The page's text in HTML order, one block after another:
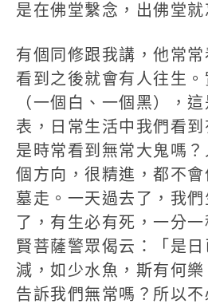
是在佛堂繫念，出佛堂就
有個同修跟我講，他常常
看到之後就會有人往生
（一個白、一個黑），
表，日常生活中我們看
是時常看到無常大鬼嗎
個方向，很精進，都不
墓走。一天過去了，我
了，有生必有死，一分
賢菩薩警眾偈云：「是
減，如少水魚，斯有何
告訴我們無常嗎？所以